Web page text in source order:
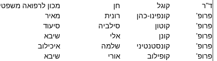
ד"ר
קוגל חן
מכון לרפואה
פרופ'
קונפינו-כהן רונית
מאיר
פרופ'
קוטון סילביה
סיעוד
פרופ'
קונן אלי
שיבא
פרופ'
קונסטנטיני שלמה
איכילוב
פרופ'
קופילוב אורי
שיבא